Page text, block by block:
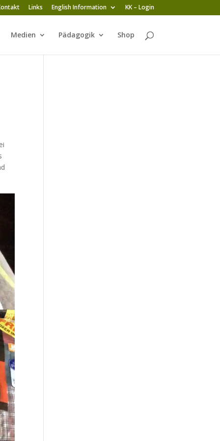
Links English Information KK – Login
Medien Pädagogik Shop